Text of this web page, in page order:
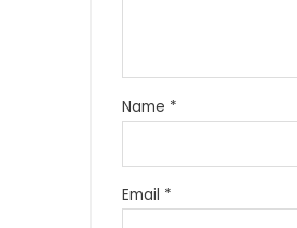
Name *
Email *